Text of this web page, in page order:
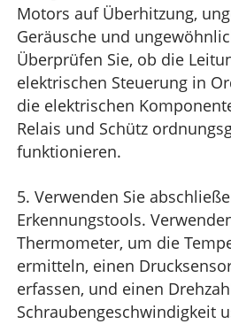
Motors auf Überhitzung,
Geräusche und
Überprüfen Sie, ob die
elektrischen Steuerung in
die elektrischen
Relais und Schütz
funktionieren.
5. Verwenden Sie
Erkennungstools.
Thermometer, um die
ermitteln, einen
erfassen, und einen
Schraubengeschwindigkeit